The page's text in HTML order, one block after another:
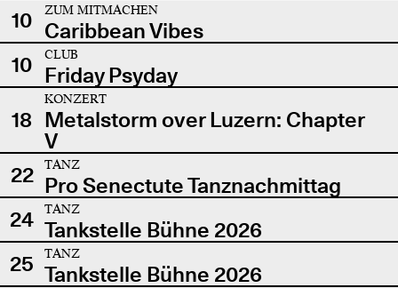
10
ZUM MITMACHEN
Caribbean Vibes
10
CLUB
Friday Psyday
18
KONZERT
Metalstorm over Luzern: Chapter
V
22
TANZ
Pro Senectute Tanznachmittag
24
TANZ
Tankstelle Bühne 2026
25
TANZ
Tankstelle Bühne 2026